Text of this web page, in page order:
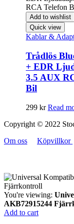
Add to wishlist
Quick view
Kablar &
Trådlös
+ EDR
3.5 AUX
Bil
299 kr Read
Copyright © 2022
Om oss
Köpvillkor
You're viewing:
AKB72915244
Add to cart